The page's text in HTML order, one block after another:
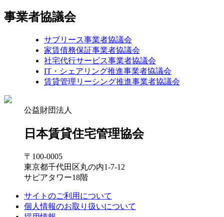
事業者協議会
サブリース事業者協議会
家賃債務保証事業者協議会
社宅代行サービス事業者協議会
IT・シェアリング推進事業者協議会
賃貸管理リーシング推進事業者協議会
公益財団法人
日本賃貸住宅管理協会
〒100-0005
東京都千代田区丸の内1-7-12
サピアタワー18階
サイトのご利用について
個人情報のお取り扱いについて